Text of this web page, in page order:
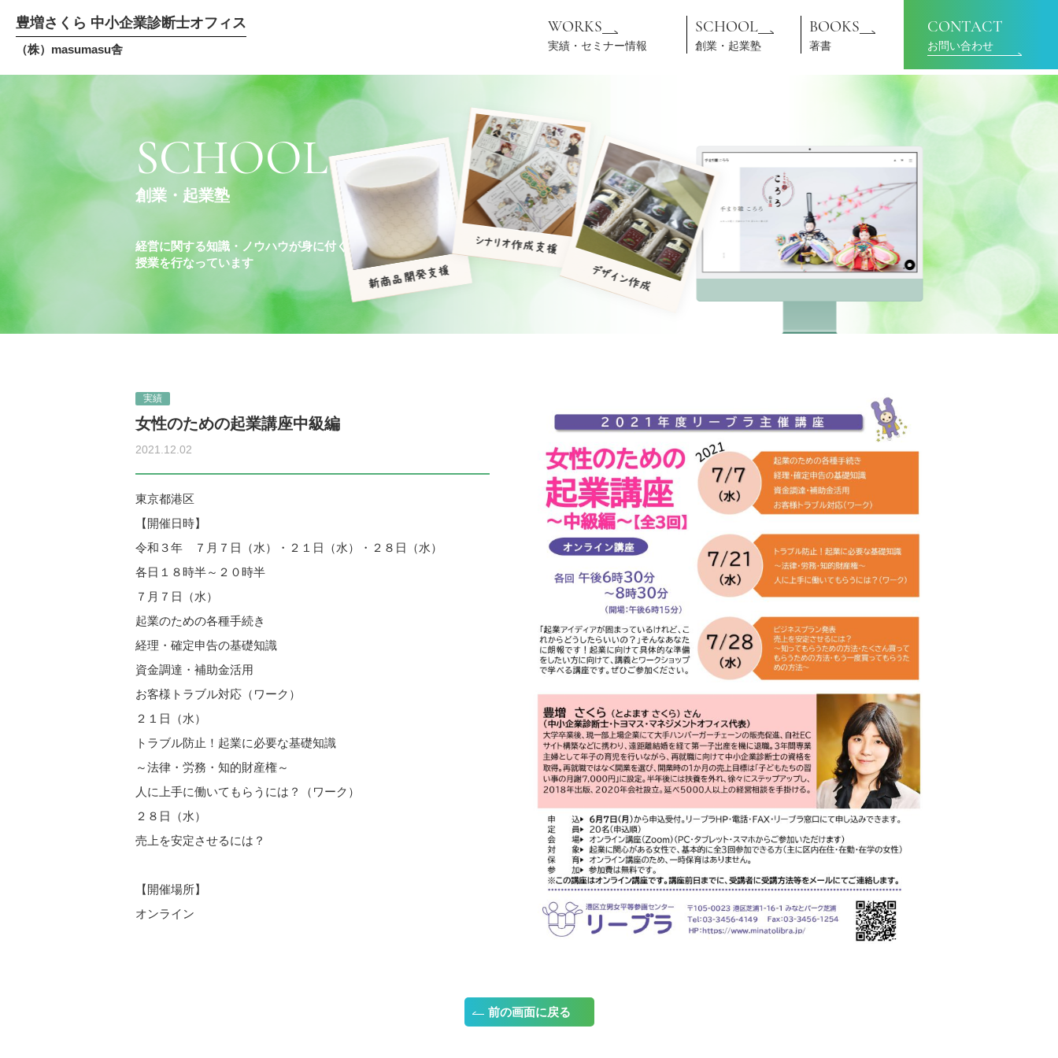
豊増さくら 中小企業診断士オフィス
（株）masumasu舎
WORKS
実績・セミナー情報
SCHOOL
創業・起業塾
BOOKS
著書
CONTACT
お問い合わせ
SCHOOL
創業・起業塾
経営に関する知識・ノウハウが身に付く
授業を行なっています
実績
女性のための起業講座中級編
2021.12.02
東京都港区
【開催日時】
令和３年 ７月７日（水）・２１日（水）・２８日（水）
各日１８時半～２０時半
７月７日（水）
起業のための各種手続き
経理・確定申告の基礎知識
資金調達・補助金活用
お客様トラブル対応（ワーク）
２１日（水）
トラブル防止！起業に必要な基礎知識
～法律・労務・知的財産権～
人に上手に働いてもらうには？（ワーク）
２８日（水）
売上を安定させるには？
【開催場所】
オンライン
前の画面に戻る